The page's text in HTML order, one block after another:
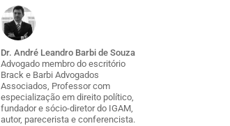
Dr. André Leandro Barbi de Souza
Advogado membro do escritório
Brack e Barbi Advogados
Associados, Professor com
especialização em direito político,
fundador e sócio-diretor do IGAM,
autor, parecerista e conferencista.